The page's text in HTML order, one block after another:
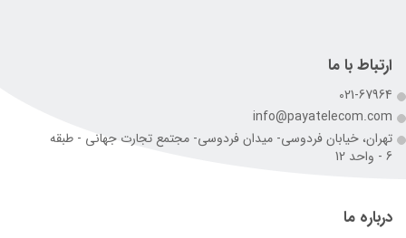
ارتباط با ما
021-67964
info@payatelecom.com
تهران، خیابان فردوسی- میدان فردوسی- مجتمع تجارت جهانی - طبقه
6 - واحد 12
درباره ما